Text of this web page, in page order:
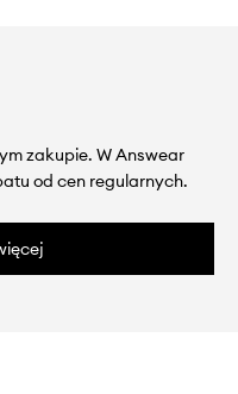
zakupie. W Answear
od cen regularnych.